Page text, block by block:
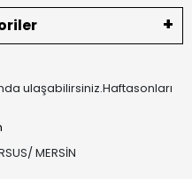
ulaşabilirsiniz.Haftasonları
MERSİN